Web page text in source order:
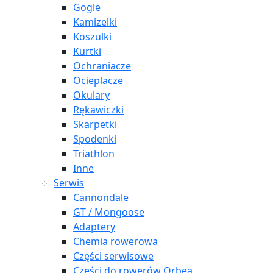
Gogle
Kamizelki
Koszulki
Kurtki
Ochraniacze
Ocieplacze
Okulary
Rękawiczki
Skarpetki
Spodenki
Triathlon
Inne
Serwis
Cannondale
GT / Mongoose
Adaptery
Chemia rowerowa
Części serwisowe